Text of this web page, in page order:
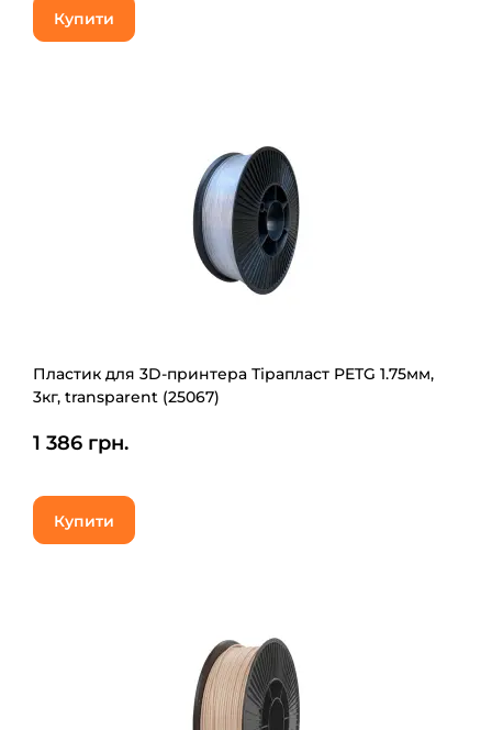
Купити
Пластик для 3D-принтера Тірапласт PETG 1.75мм,
3кг, transparent (25067)
1 386 грн.
Купити